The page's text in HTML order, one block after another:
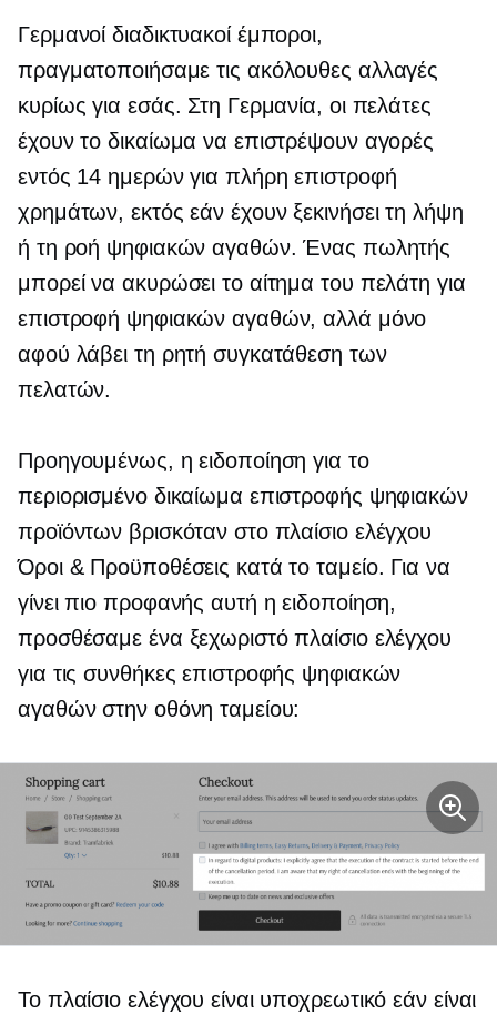
Γερμανοί διαδικτυακοί έμποροι,
πραγματοποιήσαμε τις ακόλουθες αλλαγές
κυρίως για εσάς. Στη Γερμανία, οι πελάτες
έχουν το δικαίωμα να επιστρέψουν αγορές
εντός 14 ημερών για πλήρη επιστροφή
χρημάτων, εκτός εάν έχουν ξεκινήσει τη λήψη
ή τη ροή ψηφιακών αγαθών. Ένας πωλητής
μπορεί να ακυρώσει το αίτημα του πελάτη για
επιστροφή ψηφιακών αγαθών, αλλά μόνο
αφού λάβει τη ρητή συγκατάθεση των
πελατών.
Προηγουμένως, η ειδοποίηση για το
περιορισμένο δικαίωμα επιστροφής ψηφιακών
προϊόντων βρισκόταν στο πλαίσιο ελέγχου
Όροι & Προϋποθέσεις κατά το ταμείο. Για να
γίνει πιο προφανής αυτή η ειδοποίηση,
προσθέσαμε ένα ξεχωριστό πλαίσιο ελέγχου
για τις συνθήκες επιστροφής ψηφιακών
αγαθών στην οθόνη ταμείου:
Το πλαίσιο ελέγχου είναι υποχρεωτικό εάν είναι